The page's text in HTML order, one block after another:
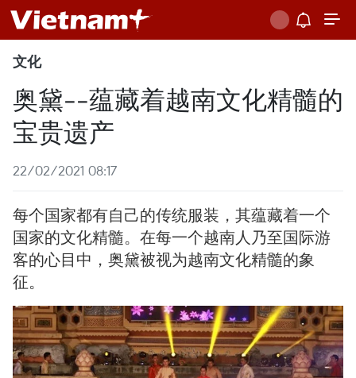
文化
奥黛--蕴藏着越南文化精髓的
宝贵遗产
22/02/2021 08:17
每个国家都有自己的传统服装，其蕴藏着一个
国家的文化精髓。在每一个越南人乃至国际游
客的心目中，奥黛被视为越南文化精髓的象
征。